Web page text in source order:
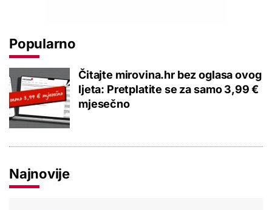
Popularno
Čitajte mirovina.hr bez oglasa ovog
ljeta: Pretplatite se za samo 3,99 €
mjesečno
Najnovije